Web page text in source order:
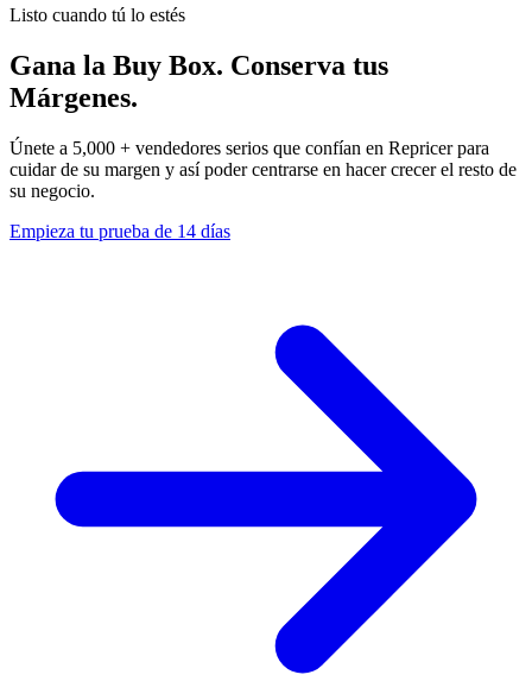
Listo cuando tú lo estés
Gana la Buy Box. Conserva tus
Márgenes.
Únete a 5,000 + vendedores serios que confían en Repricer para
cuidar de su margen y así poder centrarse en hacer crecer el resto de
su negocio.
Empieza tu prueba de 14 días